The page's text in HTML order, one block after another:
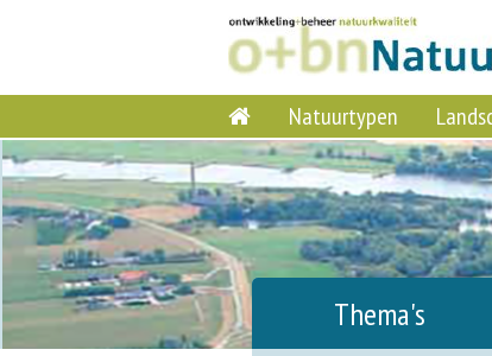
Natuurtypen
Thema's